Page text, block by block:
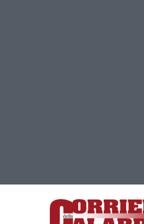
Lamezia Terme (CZ)
responsabile Paola Militano |Privacy